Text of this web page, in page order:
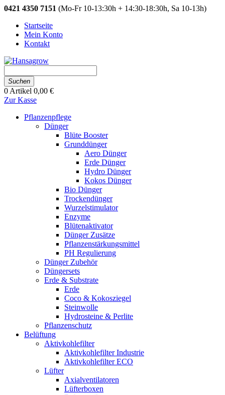
0421 4350 7151 (Mo-Fr 10-13:30h + 14:30-18:30h, Sa 10-13h)
Startseite
Mein Konto
Kontakt
Suchen
0 Artikel 0,00 €
Zur Kasse
Pflanzenpflege
Dünger
Blüte Booster
Grunddünger
Aero Dünger
Erde Dünger
Hydro Dünger
Kokos Dünger
Bio Dünger
Trockendünger
Wurzelstimulator
Enzyme
Blütenaktivator
Dünger Zusätze
Pflanzenstärkungsmittel
PH Regulierung
Dünger Zubehör
Düngersets
Erde & Substrate
Erde
Coco & Kokosziegel
Steinwolle
Hydrosteine & Perlite
Pflanzenschutz
Belüftung
Aktivkohlefilter
Aktivkohlefilter Industrie
Aktivkohlefilter ECO
Lüfter
Axialventilatoren
Lüfterboxen